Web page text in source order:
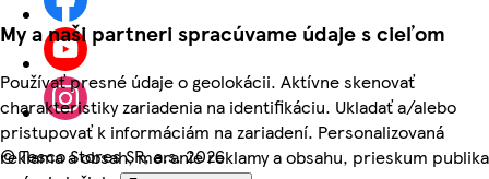
My a naši partneri spracúvame údaje s cieľom
Používať presné údaje o geolokácii. Aktívne skenovať
charakteristiky zariadenia na identifikáciu. Ukladať a/alebo
pristupovať k informáciám na zariadení. Personalizovaná
reklama a obsah, meranie reklamy a obsahu, prieskum publika
©Tesco Stores SR, a.s. 2026